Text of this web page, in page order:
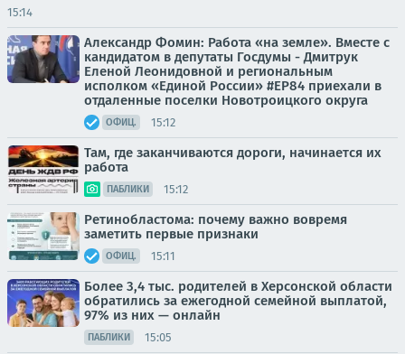
15:14
Александр Фомин: Работа «на земле». Вместе с
кандидатом в депутаты Госдумы - Дмитрук
Еленой Леонидовной и региональным
исполком «Единой России» #ЕР84 приехали в
отдаленные поселки Новотроицкого округа
ОФИЦ. 15:12
Там, где заканчиваются дороги, начинается их
работа
ПАБЛИКИ 15:12
Ретинобластома: почему важно вовремя
заметить первые признаки
ОФИЦ. 15:11
Более 3,4 тыс. родителей в Херсонской области
обратились за ежегодной семейной выплатой,
97% из них — онлайн
ПАБЛИКИ 15:05